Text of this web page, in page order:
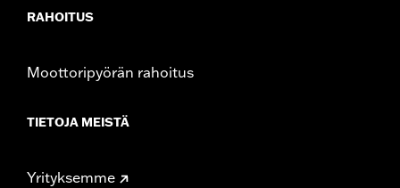
RAHOITUS
Moottoripyörän rahoitus
TIETOJA MEISTÄ
Yrityksemme